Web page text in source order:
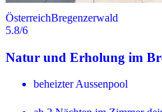
ÖsterreichBregenzerwald
5.8/6
Natur und Erholung im
beheizter Aussenpool